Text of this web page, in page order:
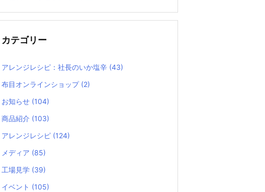
カテゴリー
アレンジレシピ：社長のいか塩辛 (43)
布目オンラインショップ (2)
お知らせ (104)
商品紹介 (103)
アレンジレシピ (124)
メディア (85)
工場見学 (39)
イベント (105)